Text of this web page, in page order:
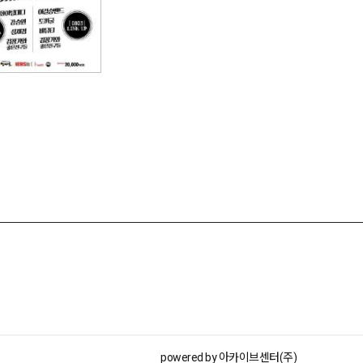
powered by 아카이브센터(주)